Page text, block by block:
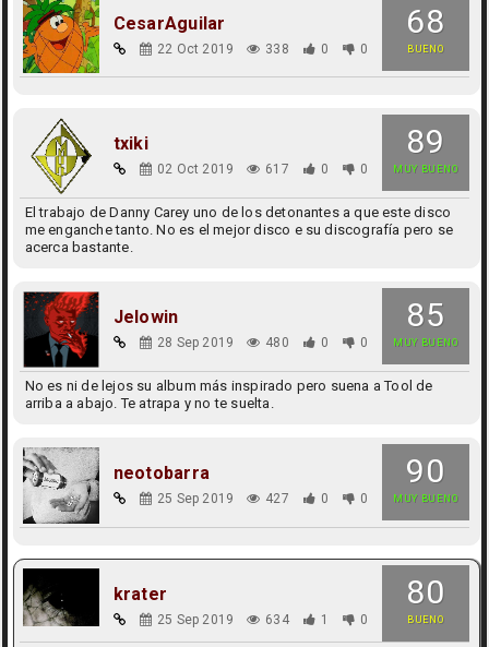
68
BUENO
CesarAguilar
22 Oct 2019 338 0 0
89
MUY BUENO
txiki
02 Oct 2019 617 0 0
El trabajo de Danny Carey uno de los detonantes a que este disco
me enganche tanto. No es el mejor disco e su discografía pero se
acerca bastante.
85
MUY BUENO
Jelowin
28 Sep 2019 480 0 0
No es ni de lejos su album más inspirado pero suena a Tool de
arriba a abajo. Te atrapa y no te suelta.
90
MUY BUENO
neotobarra
25 Sep 2019 427 0 0
80
BUENO
krater
25 Sep 2019 634 1 0